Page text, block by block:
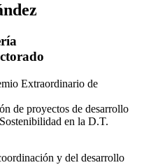
Extraordinario de
de proyectos de desarrollo
en la D.T.
y del desarrollo